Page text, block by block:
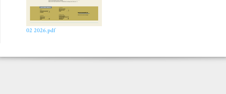
02 2026.pdf